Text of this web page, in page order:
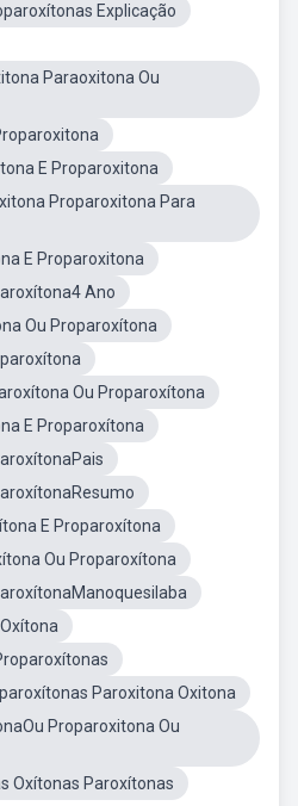
Explicação
Paraoxitona Ou
E Proparoxitona
Proparoxitona Para
E Proparoxitona
Ano
Ou Proparoxítona
Ou Proparoxítona
E Proparoxítona
E Proparoxítona
Ou Proparoxítona
Paroxitona Oxitona
Proparoxitona Ou
Oxítonas Paroxítonas